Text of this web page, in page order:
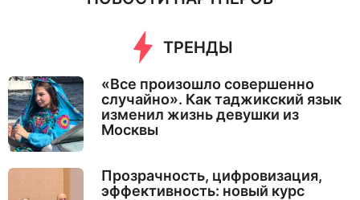
ТРЕНДЫ
«Все произошло совершенно
случайно». Как таджикский язык
изменил жизнь девушки из
Москвы
Прозрачность, цифровизация,
эффективность: новый курс